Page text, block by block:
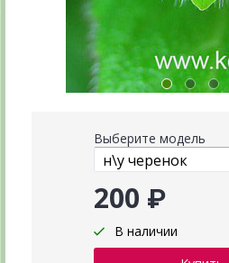
Выберите модель
200 ₽
В наличии